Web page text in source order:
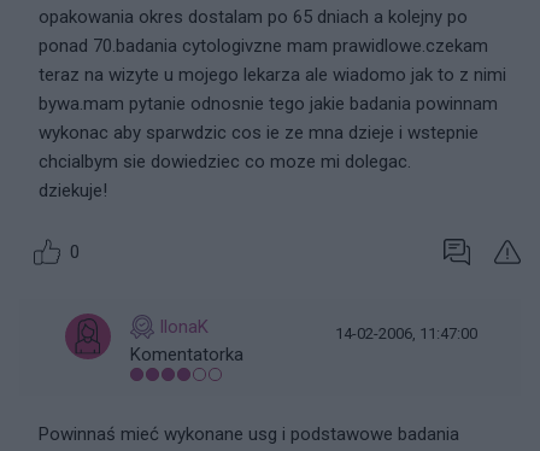
opakowania okres dostalam po 65 dniach a kolejny po
ponad 70.badania cytologivzne mam prawidlowe.czekam
teraz na wizyte u mojego lekarza ale wiadomo jak to z nimi
bywa.mam pytanie odnosnie tego jakie badania powinnam
wykonac aby sparwdzic cos ie ze mna dzieje i wstepnie
chcialbym sie dowiedziec co moze mi dolegac.
dziekuje!
0
IlonaK
Komentatorka
14-02-2006, 11:47:00
Powinnaś mieć wykonane usg i podstawowe badania